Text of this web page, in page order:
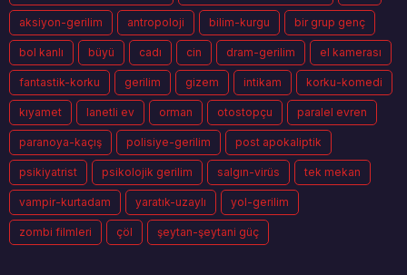
aksiyon-gerilim antropoloji bilim-kurgu bir grup genç
bol kanlı büyü cadı cin dram-gerilim el kamerası
fantastik-korku gerilim gizem intikam korku-komedi
kıyamet lanetli ev orman otostopçu paralel evren
paranoya-kaçış polisiye-gerilim post apokaliptik
psikiyatrist psikolojik gerilim salgın-virüs tek mekan
vampir-kurtadam yaratık-uzaylı yol-gerilim
zombi filmleri çöl şeytan-şeytani güç